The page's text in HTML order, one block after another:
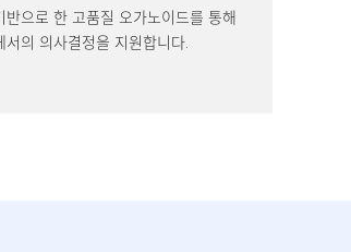
반으로 한 고품질 오가노이드를 통해
서의 의사결정을 지원합니다.